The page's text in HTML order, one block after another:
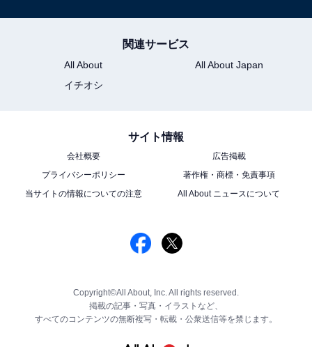
関連サービス
All About
All About Japan
イチオシ
サイト情報
会社概要
広告掲載
プライバシーポリシー
著作権・商標・免責事項
当サイトの情報についての注意
All About ニュースについて
Copyright©All About, Inc. All rights reserved.
掲載の記事・写真・イラストなど、
すべてのコンテンツの無断複写・転載・公衆送信等を禁じます。